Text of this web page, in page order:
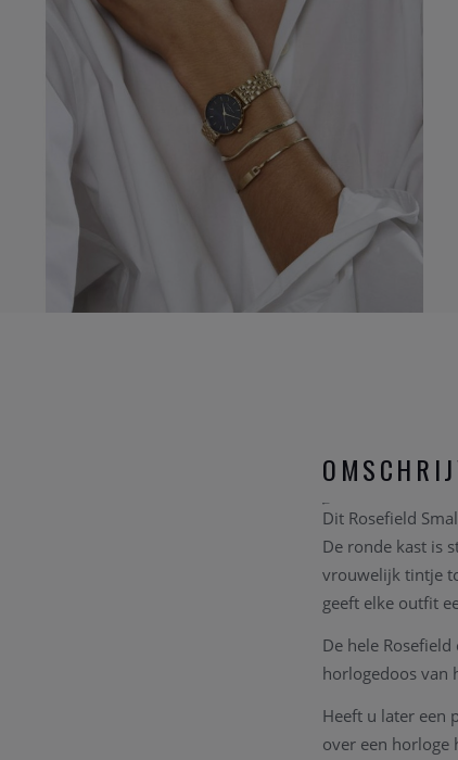
Dit Rosefield
De ronde kast is
vrouwelijk tintje
geeft elke outfit
De hele
horlogedoos van
Heeft u later een
over een horloge